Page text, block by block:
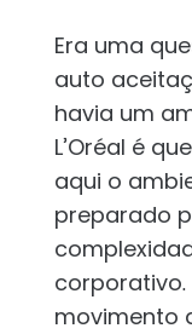
Era uma
auto
havia um
L’Oréal é
aqui o
preparado
corporativo.
movimento